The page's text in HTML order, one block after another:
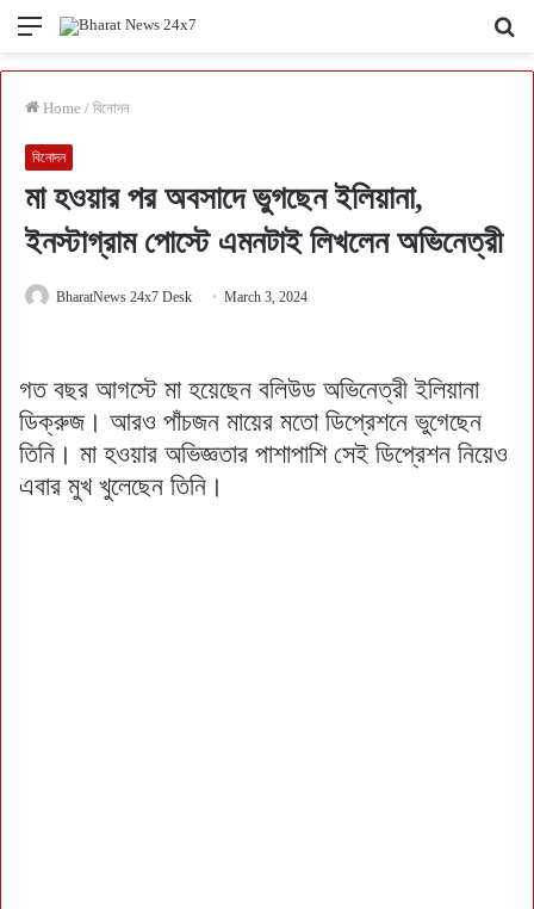
Menu
Home / বিনোদন
বিনোদন
মা হওয়ার পর অবসাদে ভুগছেন ইলিয়ানা,
ইনস্টাগ্রাম পোস্টে এমনটাই লিখলেন অভিনেত্রী
BharatNews 24x7 Desk March 3, 2024
গত বছর আগস্টে মা হয়েছেন বলিউড অভিনেত্রী ইলিয়ানা
ডিক্রুজ। আরও পাঁচজন মায়ের মতো ডিপ্রেশনে ভুগেছেন
তিনি। মা হওয়ার অভিজ্ঞতার পাশাপাশি সেই ডিপ্রেশন নিয়েও
এবার মুখ খুলেছেন তিনি।